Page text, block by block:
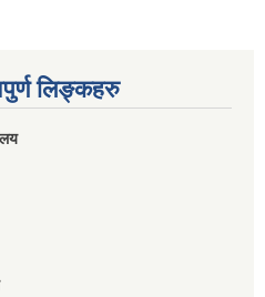
लिङ्कहरु